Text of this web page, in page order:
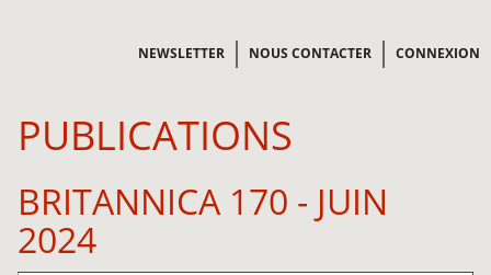
NEWSLETTER NOUS CONTACTER CONNEXION
PUBLICATIONS
BRITANNICA 170 - JUIN
2024